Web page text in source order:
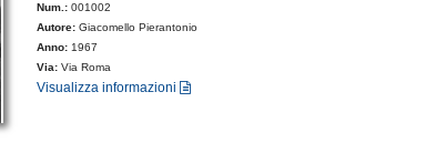
Num.:001002
Autore:Giacomello Pierantonio
Anno: 1967
Via:Via Roma
Visualizza informazioni